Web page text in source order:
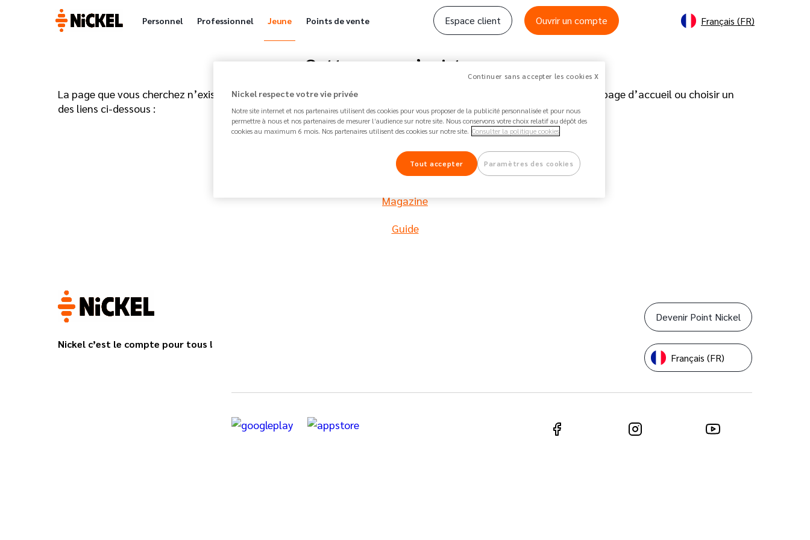
Personnel Professionnel Jeune Points de vente Espace client Ouvrir un compte Français (FR)
Cette page n’existe pas
La page que vous cherchez n’existe pas ou n’est pas accessible pour le moment Nous vous invitons à retourner à la page d’accueil ou choisir un
des liens ci-dessous :
Ouvrir un compte
Magazine
Guide
Nickel c’est le compte pour tous !
Devenir Point Nickel
Français (FR)
Continuer sans accepter les cookies X
Nickel respecte votre vie privée
Notre site internet et nos partenaires utilisent des cookies pour vous proposer de la publicité personnalisée et pour nous
permettre à nous et nos partenaires de mesurer l’audience sur notre site. Nous conservons votre choix relatif au dépôt des
cookies au maximum 6 mois. Nos partenaires utilisent des cookies sur notre site. Consulter la politique cookies
Paramètres des cookies
Tout accepter